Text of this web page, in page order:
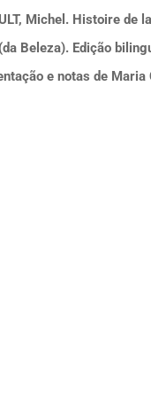
Michel. Histoire de
Beleza). Edição
e notas de